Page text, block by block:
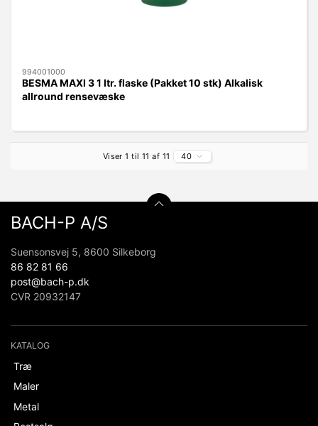
994001000
BESMA MAXI 3 1 ltr. flaske (Pakket 10 stk) Alkalisk
allround rensevæske
Viser 1 til 11 af 11 40
BACH-P A/S
Suensonsvej 5, 8600 Silkeborg
86 82 81 66
post@bach-p.dk
CVR 20932147
KATALOG
Træ
Maler
Metal